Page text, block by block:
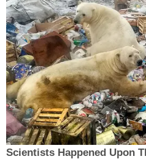
Scientists Happened Upon